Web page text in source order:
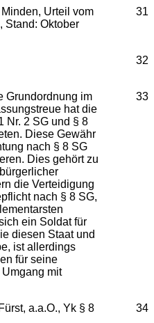
31
Urteil vom
Stand: Oktober
32
33
Grundordnung im
hat die
Nr. 2 SG und § 8
Diese Gewähr
nach § 8 SG
Dies gehört zu
die Verteidigung
nach § 8 SG,
ein Soldat für
diesen Staat und
ist allerdings
für seine
mit
34
a.a.O., Yk § 8